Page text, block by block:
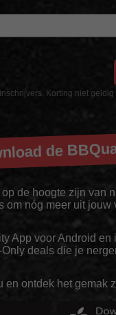
Korting niet
de
de hoogte zijn van
om nóg meer uit jouw
App voor Android
deals die je
en ontdek het gemak